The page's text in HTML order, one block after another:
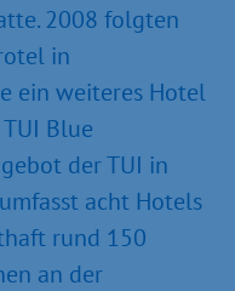
2008 folgten
in
ein weiteres Hotel
Blue
der TUI in
acht Hotels
rund 150
an der